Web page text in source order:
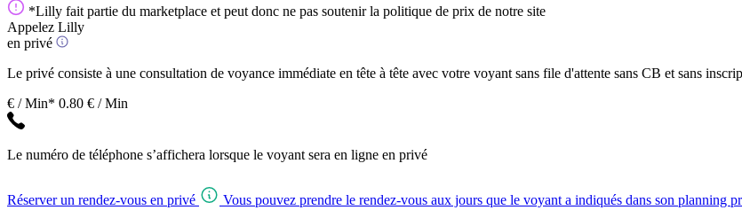
*Lilly fait partie du marketplace et peut donc ne pas soutenir la politique de prix de notre site
Appelez Lilly
en privé
Le privé consiste à une consultation de voyance immédiate en tête à tête avec votre voyant sans file d'attente sans CB et sans
€ / Min* 0.80 € / Min
Le numéro de téléphone s’affichera lorsque le voyant sera en ligne en privé
Réserver un rendez-vous en privé Vous pouvez prendre le rendez-vous aux jours que le voyant a indiqués dans son planning